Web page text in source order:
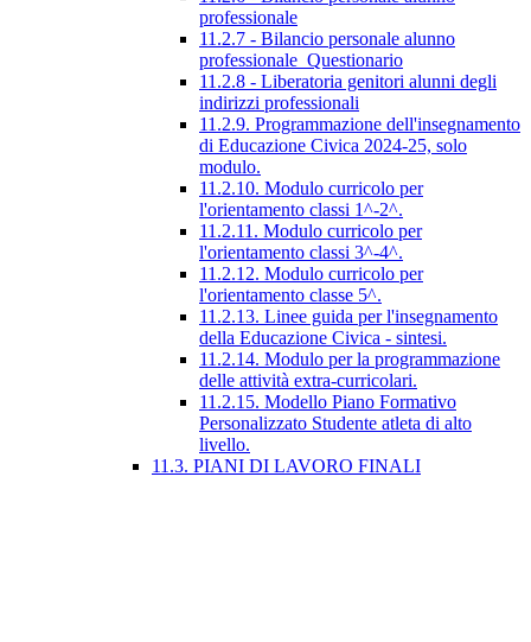
professionale
11.2.7 - Bilancio personale alunno
professionale_Questionario
11.2.8 - Liberatoria genitori alunni degli
indirizzi professionali
11.2.9. Programmazione dell'insegnamento
di Educazione Civica 2024-25, solo
modulo.
11.2.10. Modulo curricolo per
l'orientamento classi 1^-2^.
11.2.11. Modulo curricolo per
l'orientamento classi 3^-4^.
11.2.12. Modulo curricolo per
l'orientamento classe 5^.
11.2.13. Linee guida per l'insegnamento
della Educazione Civica - sintesi.
11.2.14. Modulo per la programmazione
delle attività extra-curricolari.
11.2.15. Modello Piano Formativo
Personalizzato Studente atleta di alto
livello.
11.3. PIANI DI LAVORO FINALI